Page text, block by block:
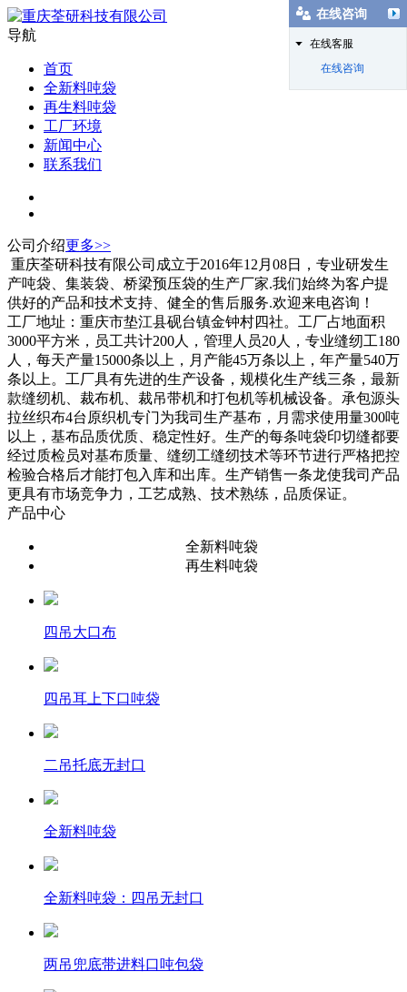
导航
首页
全新料吨袋
再生料吨袋
工厂环境
新闻中心
联系我们
公司介绍更多>>
重庆荃研科技有限公司成立于2016年12月08日，专业研发生
产吨袋、集装袋、桥梁预压袋的生产厂家.我们始终为客户提
供好的产品和技术支持、健全的售后服务.欢迎来电咨询！
工厂地址：重庆市垫江县砚台镇金钟村四社。工厂占地面积
3000平方米，员工共计200人，管理人员20人，专业缝纫工180
人，每天产量15000条以上，月产能45万条以上，年产量540万
条以上。工厂具有先进的生产设备，规模化生产线三条，最新
款缝纫机、裁布机、裁吊带机和打包机等机械设备。承包源头
拉丝织布4台原织机专门为我司生产基布，月需求使用量300吨
以上，基布品质优质、稳定性好。生产的每条吨袋印切缝都要
经过质检员对基布质量、缝纫工缝纫技术等环节进行严格把控
检验合格后才能打包入库和出库。生产销售一条龙使我司产品
更具有市场竞争力，工艺成熟、技术熟练，品质保证。
产品中心
全新料吨袋
再生料吨袋
四吊大口布
四吊耳上下口吨袋
二吊托底无封口
全新料吨袋
全新料吨袋：四吊无封口
两吊兜底带进料口吨包袋
在线咨询
在线客服
在线咨询